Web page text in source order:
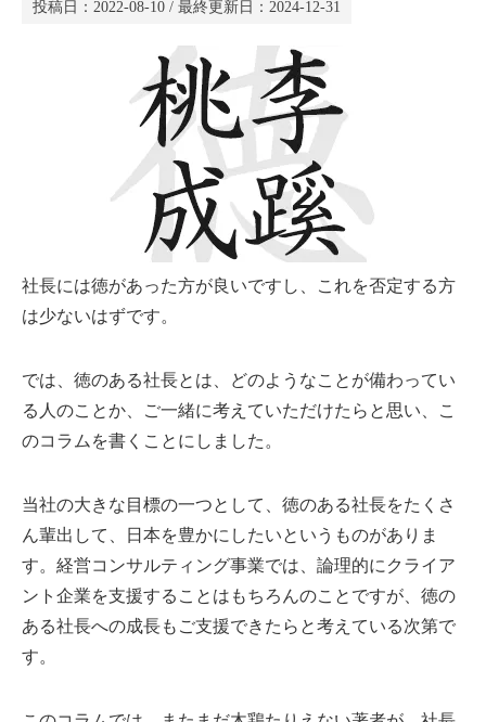
投稿日： 2022-08-10 / 最終更新日： 2024-12-31
社長には徳があった方が良いですし、これを否定する方
は少ないはずです。
では、徳のある社長とは、どのようなことが備わってい
る人のことか、ご一緒に考えていただけたらと思い、こ
のコラムを書くことにしました。
当社の大きな目標の一つとして、徳のある社長をたくさ
ん輩出して、日本を豊かにしたいというものがありま
す。経営コンサルティング事業では、論理的にクライア
ント企業を支援することはもちろんのことですが、徳の
ある社長への成長もご支援できたらと考えている次第で
す。